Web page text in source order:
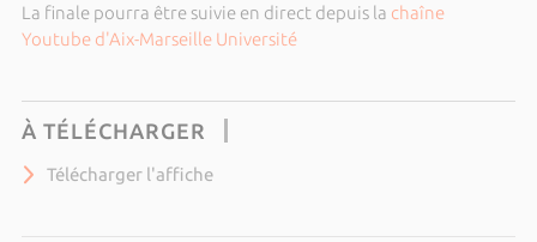
La finale pourra être suivie en direct depuis la chaîne
Youtube d'Aix-Marseille Université
À TÉLÉCHARGER
Télécharger l'affiche